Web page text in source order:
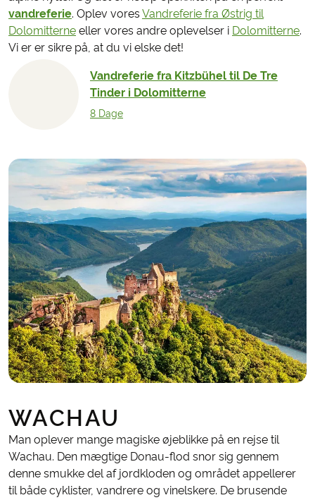
vandreferie. Oplev vores Vandreferie fra Østrig til
Dolomitterne eller vores andre oplevelser i Dolomitterne.
Vi er er sikre på, at du vi elske det!
Vandreferie fra Kitzbühel til De Tre
Tinder i Dolomitterne
8 Dage
WACHAU
Man oplever mange magiske øjeblikke på en rejse til
Wachau. Den mægtige Donau-flod snor sig gennem
denne smukke del af jordkloden og området appellerer
til både cyklister, vandrere og vinelskere. De brusende